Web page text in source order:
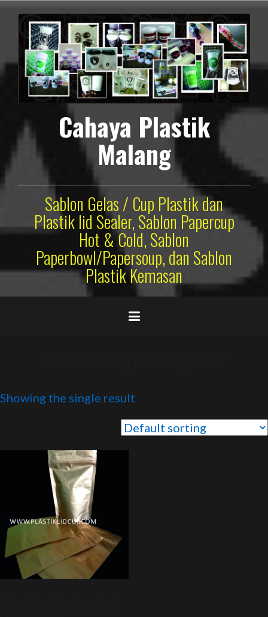
konten
Cahaya Plastik
Malang
Sablon Gelas / Cup Plastik dan
Plastik lid Sealer, Sablon Papercup
Hot & Cold, Sablon
Paperbowl/Papersoup, dan Sablon
Plastik Kemasan
Showing the single result